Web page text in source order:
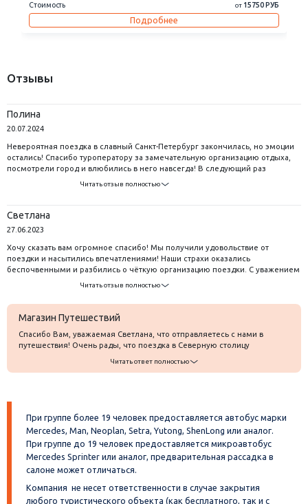
Стоимость от 25390 РУБ
Подробнее
Отзывы
Полина
20.07.2024
Невероятная поездка в славный Санкт-Петербург закончилась, но эмоции
остались! Спасибо туроператору за замечательную организацию отдыха,
посмотрели город и влюбились в него навсегда! В следующий раз
Читать отзыв полностью
Светлана
27.06.2023
Хочу сказать вам огромное спасибо! Мы получили удовольствие от
поездки и насытились впечатлениями! Наши страхи оказались
беспочвенными и разбились о чёткую организацию поездки. С уважением
Читать отзыв полностью
Магазин Путешествий
Спасибо Вам, уважаемая Светлана, что отправляетесь с нами в
путешествия! Очень рады, что поездка в Северную столицу
Читать ответ полностью
При группе более 19 человек предоставляется автобус марки
Mercedes, Man, Neoplan, Setra, Yutong, ShenLong или аналог.
При группе до 19 человек предоставляется микроавтобус
Mercedes Sprinter или аналог, предварительная рассадка в
салоне может отличаться.
Компания не несет ответственности в случае закрытия
любого туристического объекта (как бесплатного, так и с